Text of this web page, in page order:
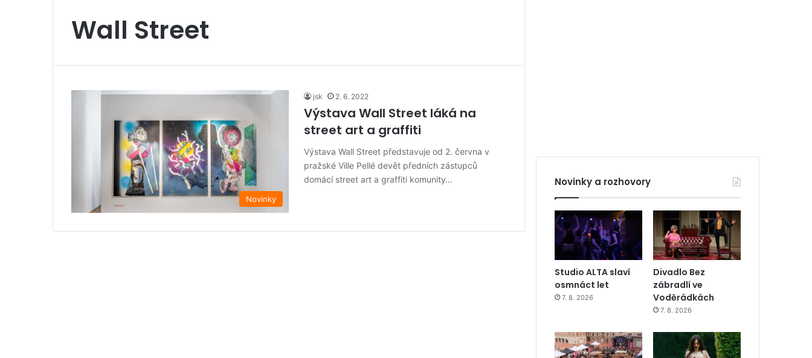
Wall Street
Novinky
jsk 2. 6. 2022
Výstava Wall Street láká na
street art a graffiti
Výstava Wall Street představuje od 2. června v
pražské Ville Pellé devět předních zástupců
domácí street art a graffiti komunity…
Novinky a rozhovory
Studio ALTA slaví
osmnáct let
7. 8. 2026
Divadlo Bez
zábradlí ve
Voděrádkách
7. 8. 2026